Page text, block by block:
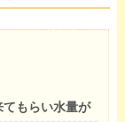
もらい水量が